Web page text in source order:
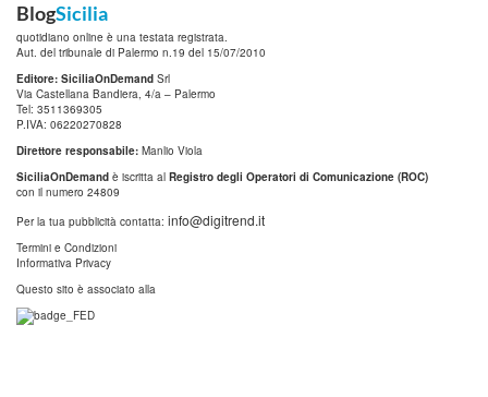
BlogSicilia
quotidiano online è una testata registrata.
Aut. del tribunale di Palermo n.19 del 15/07/2010
Editore: SiciliaOnDemand Srl
Via Castellana Bandiera, 4/a – Palermo
Tel: 3511369305
P.IVA: 06220270828
Direttore responsabile: Manlio Viola
SiciliaOnDemand è iscritta al Registro degli Operatori di Comunicazione (ROC)
con il numero 24809
Per la tua pubblicità contatta: info@digitrend.it
Termini e Condizioni
Informativa Privacy
Questo sito è associato alla